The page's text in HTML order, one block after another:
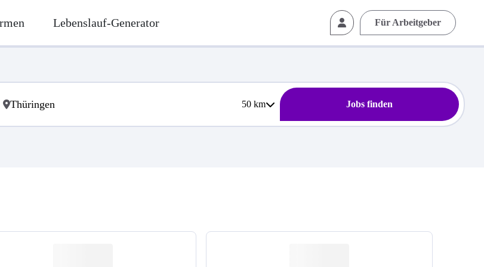
Lebenslauf-Generator Für Arbeitgeber
50km Jobs finden